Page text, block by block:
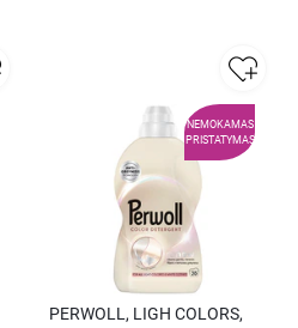
NEMOKAMAS
PRISTATYMAS
PERWOLL, LIGH COLORS,